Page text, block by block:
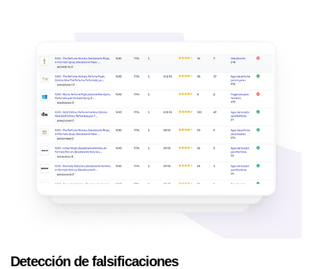
Detección de falsificaciones